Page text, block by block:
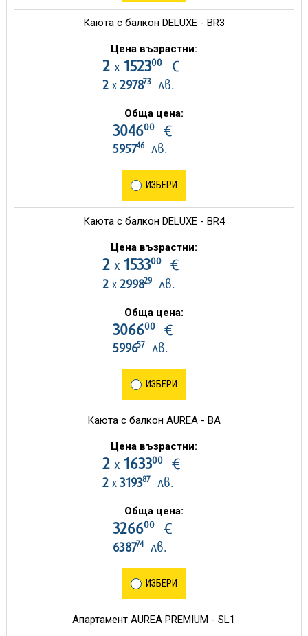
Каюта с балкон DELUXE - BR3
Цена възрастни:
2 х 152300€
2 х 297873лв.
Обща цена:
304600€
595746лв.
ИЗБЕРИ
Каюта с балкон DELUXE - BR4
Цена възрастни:
2 х 153300€
2 х 299829лв.
Обща цена:
306600€
599657лв.
ИЗБЕРИ
Каюта с балкон AUREA - BA
Цена възрастни:
2 х 163300€
2 х 319387лв.
Обща цена:
326600€
638774лв.
ИЗБЕРИ
Апартамент AUREA PREMIUM - SL1